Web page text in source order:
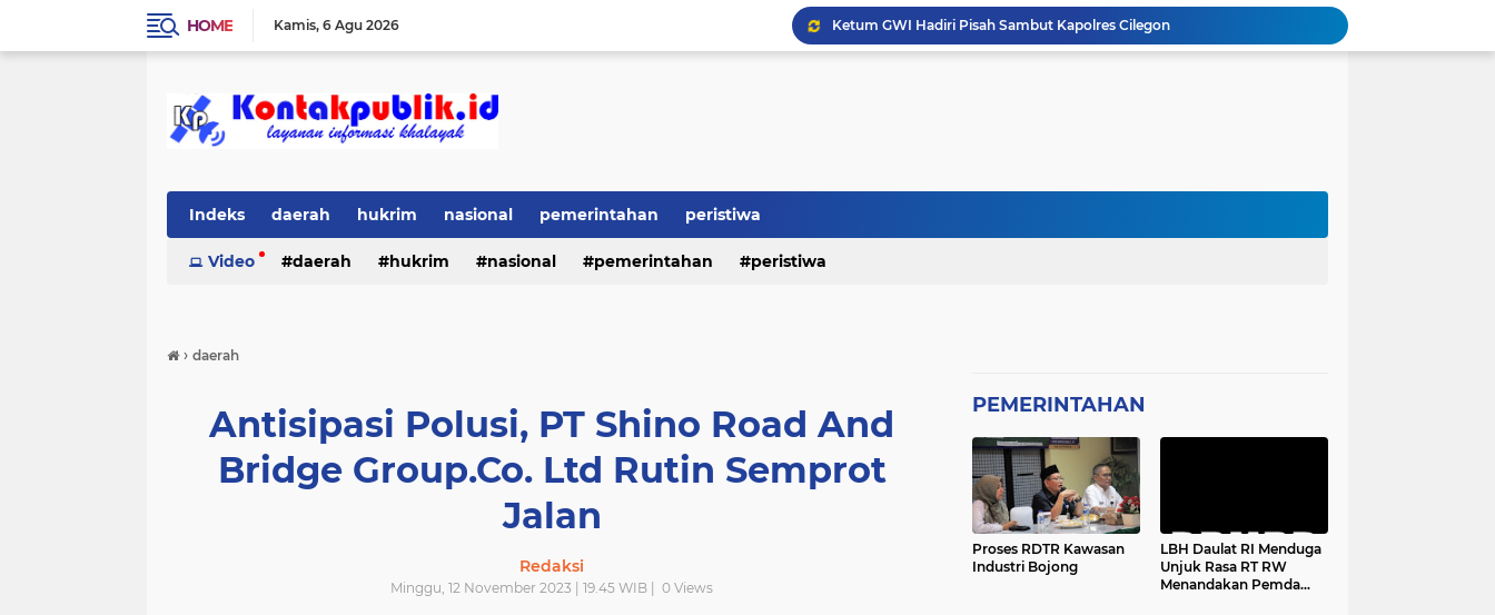
HOME Kamis 6 Agu 2026
Ketum GWI Hadiri Pisah Sambut Kapolres Cilegon
Mahasiswa Banten Dan Amon Apresiasi DIRINTELKAM Polda
GWI Desak Polisi Usut Tuntas Jaringan Peredaran Obat Keras Daftar G di Pamulang
Indeks daerah hukrim nasional pemerintahan peristiwa
Video daerah hukrim nasional pemerintahan peristiwa
› daerah
Antisipasi Polusi, PT Shino Road And
Bridge Group.Co. Ltd Rutin Semprot
Jalan
Redaksi
Minggu, 12 November 2023 | 19.45 WIB | 0 Views
PEMERINTAHAN
Proses RDTR Kawasan
Industri Bojong
LBH Daulat RI Menduga
Unjuk Rasa RT RW
Menandakan Pemda